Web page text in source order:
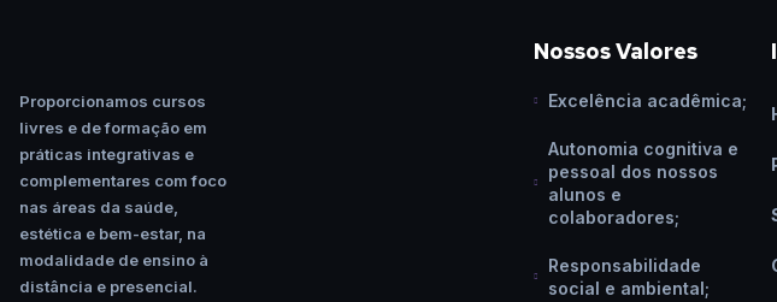
Proporcionamos cursos
livres e de formação em
práticas integrativas e
complementares com foco
nas áreas da saúde,
estética e bem-estar, na
modalidade de ensino à
distância e presencial.
Nossos Valores
Excelência acadêmica;
Autonomia cognitiva e
pessoal dos nossos
alunos e
colaboradores;
Responsabilidade
social e ambiental;